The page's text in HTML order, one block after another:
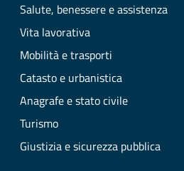
Salute, benessere e assistenza
Vita lavorativa
Mobilità e trasporti
Catasto e urbanistica
Anagrafe e stato civile
Turismo
Giustizia e sicurezza pubblica